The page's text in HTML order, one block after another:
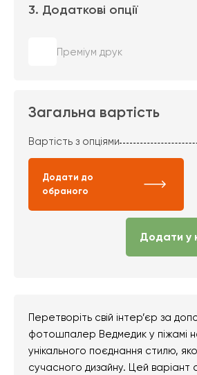
3. Додаткові опції
Преміум друк
Загальна вартість
Вартість з опціями
Додати до
обраного
Додати у
Перетворіть свій інтер’єр за
фотошпалер Ведмедик у піжамі
унікального поєднання стилю,
сучасного дизайну. Цей варіант